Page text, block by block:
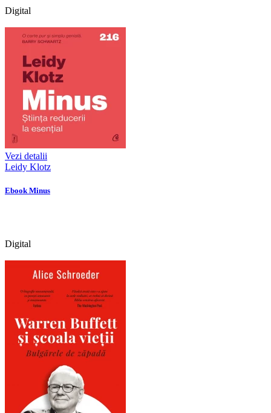
Digital
Vezi detalii
Leidy Klotz
Ebook Minus
Digital